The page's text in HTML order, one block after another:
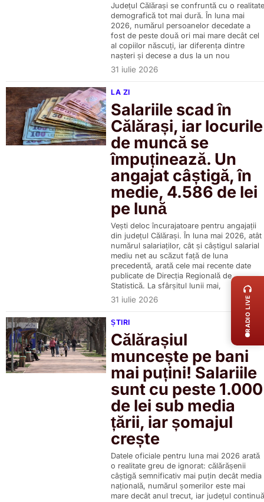
Județul Călărași se confruntă cu o realitate
demografică tot mai dură. În luna mai
2026, numărul persoanelor decedate a
fost de peste două ori mai mare decât cel
al copiilor născuți, iar diferența dintre
nașteri și decese a dus la un nou
31 iulie 2026
LA ZI
Salariile scad în
Călărași, iar locurile
de muncă se
împuținează. Un
angajat câștigă, în
medie, 4.586 de lei
pe lună
Vești deloc încurajatoare pentru angajații
din județul Călărași. În luna mai 2026, atât
numărul salariaților, cât și câștigul salarial
mediu net au scăzut față de luna
precedentă, arată cele mai recente date
publicate de Direcția Regională de
Statistică. La sfârșitul lunii mai,
31 iulie 2026
ȘTIRI
Călărașiul
muncește pe bani
mai puțini! Salariile
sunt cu peste 1.000
de lei sub media
țării, iar șomajul
crește
Datele oficiale pentru luna mai 2026 arată
o realitate greu de ignorat: călărășenii
câștigă semnificativ mai puțin decât media
națională, numărul șomerilor este mai
mare decât anul trecut, iar județul continuă
LIVE
RADIO LIVE